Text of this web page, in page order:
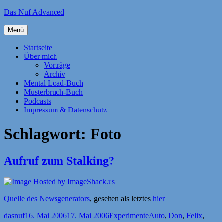
Zum
springen
Das Nuf Advanced
Menü
Startseite
Über mich
Vorträge
Archiv
Mental Load-Buch
Musterbruch-Buch
Podcasts
Impressum & Datenschutz
Schlagwort: Foto
Aufruf zum Stalking?
Quelle des Newsgenerators, gesehen als letztes hier
Autor
dasnufVeröffentlicht
16. Mai 200617. Mai 2006Kategorien
ExperimenteSchlagwörter
Auto, Don, Felix,